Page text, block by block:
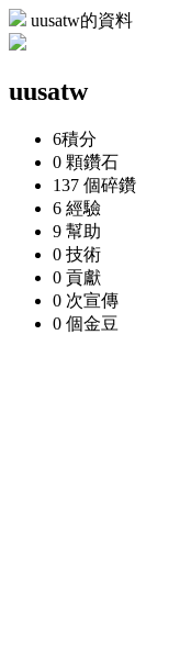
uusatw的資料
uusatw
6積分
0 顆鑽石
137 個碎鑽
6 經驗
9 幫助
0 技術
0 貢獻
0 次宣傳
0 個金豆